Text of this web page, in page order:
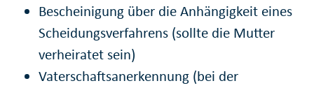
Bescheinigung über die Anhängigkeit eines
Scheidungsverfahrens (sollte die Mutter
verheiratet sein)
Vaterschaftsanerkennung (bei der